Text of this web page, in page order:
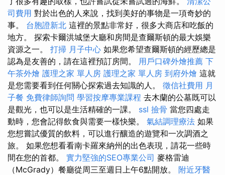
司費用 對於出色的人來說，找到美好的事物是一項奇妙的
事。 台胞證新北 這裡的景點非常好，很多大商店和吃飯的
地方。 探索卡爾洪城堡大廳和房間是查爾斯頓的最大娛樂
資源之一。 打掃 月子中心 如果您希望查爾斯頓的經歷總是
認為是友善的，請在這裡預訂房間。 用戶口碑外燴推薦 下
午茶外燴 護理之家 單人房 護理之家 單人房 到府外燴 這就
是您需要看到任何關心探索過去知識的人。 徵信社費用 月
子餐 免費律師詢問 學習按摩專業課程 去木蘭的公墓既可以
是觀光，也可以是生活精確的一課。 ssl 撿骨 當您四處走
動時，您會記得飲食與需要一樣快樂。 氣結調理療法 如果
您想嘗試優質的飲料，可以進行釀造的遊覽和一次調酒之
旅。 如果您想看看南卡羅來納州的出色表現，請花一些時
間在您的首都。 實力堅強的SEO專業公司 麥格雷迪
（McGrady）餐廳從周三至週日上午6點開放。 附近牙醫